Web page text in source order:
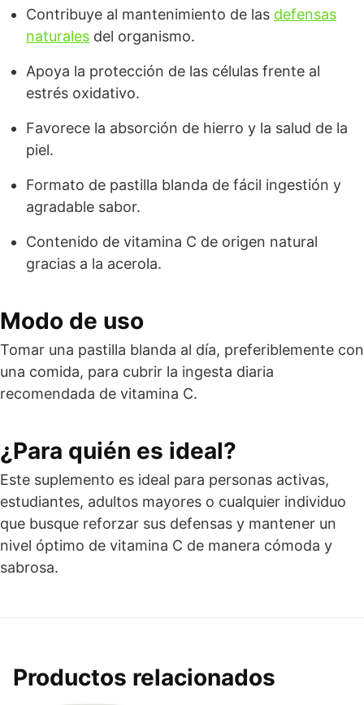
Contribuye al mantenimiento de las defensas
naturales del organismo.
Apoya la protección de las células frente al
estrés oxidativo.
Favorece la absorción de hierro y la salud de la
piel.
Formato de pastilla blanda de fácil ingestión y
agradable sabor.
Contenido de vitamina C de origen natural
gracias a la acerola.
Modo de uso
Tomar una pastilla blanda al día, preferiblemente con
una comida, para cubrir la ingesta diaria
recomendada de vitamina C.
¿Para quién es ideal?
Este suplemento es ideal para personas activas,
estudiantes, adultos mayores o cualquier individuo
que busque reforzar sus defensas y mantener un
nivel óptimo de vitamina C de manera cómoda y
sabrosa.
Productos relacionados